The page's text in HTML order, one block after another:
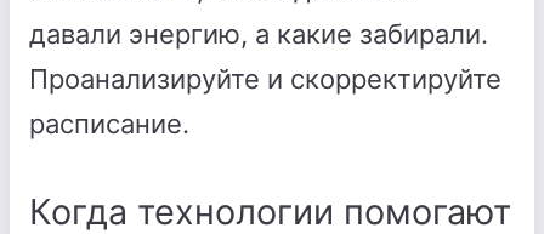
давали энергию, а какие забирали.
Проанализируйте и скорректируйте
расписание.
Когда технологии помогают